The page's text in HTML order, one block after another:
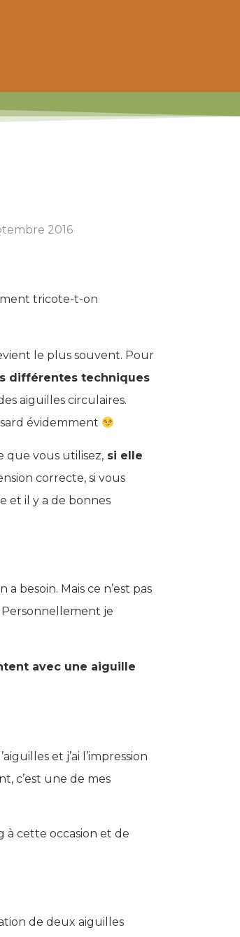
2016
tricote-t-on
le plus souvent. Pour
différentes techniques
aiguilles circulaires.
évidemment
que vous utilisez, si elle
correcte, si vous
et il y a de bonnes
besoin. Mais ce n’est pas
Personnellement je
avec une aiguille
et j’ai l’impression
c’est une de mes
à cette occasion et de
de deux aiguilles